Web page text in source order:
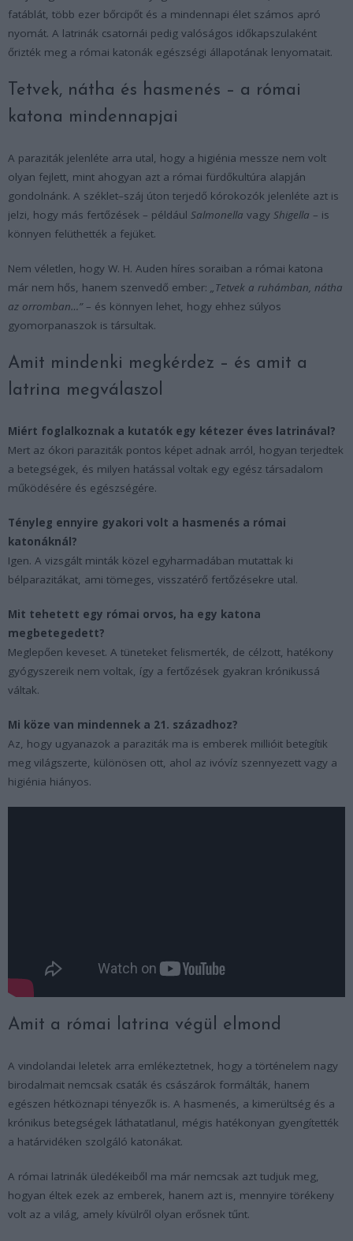
fatáblát, több ezer bőrcipőt és a mindennapi élet számos apró
nyomát. A latrinák csatornái pedig valóságos időkapszulaként
őrizték meg a római katonák egészségi állapotának lenyomatait.
Tetvek, nátha és hasmenés – a római
katona mindennapjai
A paraziták jelenléte arra utal, hogy a higiénia messze nem volt
olyan fejlett, mint ahogyan azt a római fürdőkultúra alapján
gondolnánk. A széklet–száj úton terjedő kórokozók jelenléte azt is
jelzi, hogy más fertőzések – például Salmonella vagy Shigella – is
könnyen felüthették a fejüket.
Nem véletlen, hogy W. H. Auden híres soraiban a római katona
már nem hős, hanem szenvedő ember: „Tetvek a ruhámban, nátha
az orromban…”– és könnyen lehet, hogy ehhez súlyos
gyomorpanaszok is társultak.
Amit mindenki megkérdez – és amit a
latrina megválaszol
Miért foglalkoznak a kutatók egy kétezer éves latrinával?
Mert az ókori paraziták pontos képet adnak arról, hogyan terjedtek
a betegségek, és milyen hatással voltak egy egész társadalom
működésére és egészségére.
Tényleg ennyire gyakori volt a hasmenés a római
katonáknál?
Igen. A vizsgált minták közel egyharmadában mutattak ki
bélparazitákat, ami tömeges, visszatérő fertőzésekre utal.
Mit tehetett egy római orvos, ha egy katona
megbetegedett?
Meglepően keveset. A tüneteket felismerték, de célzott, hatékony
gyógyszereik nem voltak, így a fertőzések gyakran krónikussá
váltak.
Mi köze van mindennek a 21. századhoz?
Az, hogy ugyanazok a paraziták ma is emberek millióit betegítik
meg világszerte, különösen ott, ahol az ivóvíz szennyezett vagy a
higiénia hiányos.
Amit a római latrina végül elmond
A vindolandai leletek arra emlékeztetnek, hogy a történelem nagy
birodalmait nemcsak csaták és császárok formálták, hanem
egészen hétköznapi tényezők is. A hasmenés, a kimerültség és a
krónikus betegségek láthatatlanul, mégis hatékonyan gyengítették
a határvidéken szolgáló katonákat.
A római latrinák üledékeiből ma már nemcsak azt tudjuk meg,
hogyan éltek ezek az emberek, hanem azt is, mennyire törékeny
volt az a világ, amely kívülről olyan erősnek tűnt.